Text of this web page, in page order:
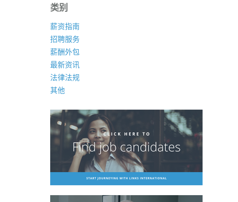
类别
薪资指南
招聘服务
薪酬外包
最新资讯
法律法规
其他